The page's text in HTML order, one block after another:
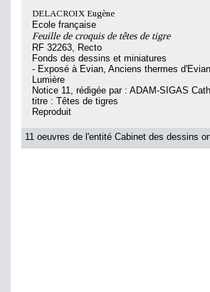
DELACROIX Eugène
Ecole française
Feuille de croquis de têtes de tigre
RF 32263, Recto
Fonds des dessins et miniatures
- Exposé à Evian, Anciens thermes
Lumière
Notice 11, rédigée par : ADAM-SIGAS
titre : Têtes de tigres
Reproduit
11 oeuvres de l'entité Cabinet des dessins